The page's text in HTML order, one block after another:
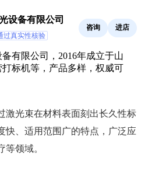
设备有限公司
过真实性核验
咨询 进店
有限公司，2016年成立于山
标机等，产品多样，权威可
激光束在材料表面刻出长久性标
快、适用范围广的特点，广泛应
等领域。